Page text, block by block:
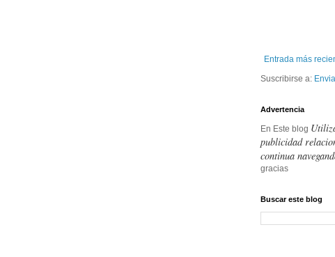
Entrada más
Suscribirse a:
Advertencia
En Este blog
publicidad
continua
gracias
Buscar este blog